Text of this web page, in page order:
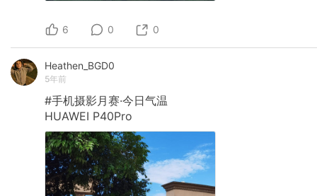
6 0 0
Heathen_BGD0
5年前
#手机摄影月赛·今日气温
HUAWEI P40Pro